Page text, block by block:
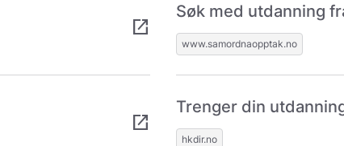
open_in_new
Søk med utdanning
www.samordnaopptak.no
open_in_new
Trenger din
hkdir.no